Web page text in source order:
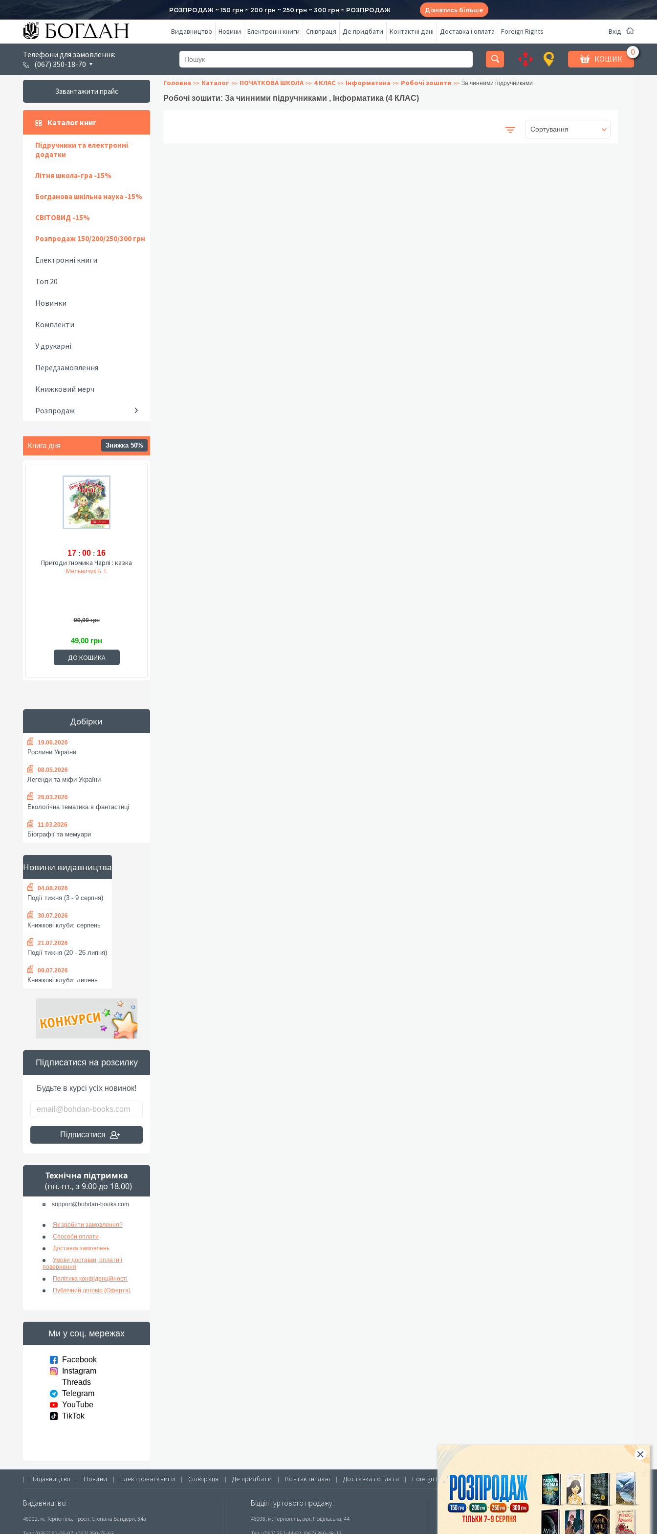
РОЗПРОДАЖ ~ 150 грн ~ 200 грн ~ 250 грн ~ 300 грн ~ РОЗПРОДАЖ Дізнатись більше
Видавництво Новини Електронні книги Співпраця Де придбати Контактні дані Доставка і оплата Foreign Rights Вхід
Телефони для замовлення:
(067) 350-18-70
КОШИК
Завантажити прайс
Каталог книг
Підручники та електронні
додатки
Літня школа-гра -15%
Богданова шкільна наука -15%
СВІТОВИД -15%
Розпродаж 150/200/250/300 грн
Електронні книги
Топ 20
Новинки
Комплекти
У друкарні
Передзамовлення
Книжковий мерч
Розпродаж
Книга дня Знижка 50%
17 : 00 : 15
Пригоди гномика Чарлі : казка
Мельничук Б. І.
99,00 грн
49,00 грн
ДО КОШИКА
Добірки
19.06.2026
Рослини України
08.05.2026
Легенди та міфи України
26.03.2026
Екологічна тематика в фантастиці
11.03.2026
Біографії та мемуари
Новини видавництва
04.08.2026
Події тижня (3 - 9 серпня)
30.07.2026
Книжкові клуби: серпень
21.07.2026
Події тижня (20 - 26 липня)
09.07.2026
Книжкові клуби: липень
Підписатися на розсилку
Будьте в курсі усіх новинок!
Підписатися
Технічна підтримка
(пн.-пт., з 9.00 до 18.00)
support@bohdan-books.com
Як зробити замовлення?
Способи оплати
Доставка замовлень
Умови доставки, оплати і
повернення
Політика конфіденційності
Публічний договір (Оферта)
Ми у соц. мережах
Facebook
Instagram
Threads
Telegram
YouTube
TikTok
Головна Каталог ПОЧАТКОВА ШКОЛА 4 КЛАС Інформатика Робочі зошити За чинними підручниками
Робочі зошити: За чинними підручниками , Інформатика (4 КЛАС)
Сортування
| Видавництво | Новини | Електронні книги | Співпраця | Де придбати | Контактні дані | Доставка і оплата | Foreign Rights |
Видавництво:
46002, м. Тернопіль, просп. Степана Бандери, 34а
Відділ гуртового продажу:
46008, м. Тернопіль, вул. Подільська, 44
Інтернет-магазин «Видавництво Богдан»:
46018, м. Тернопіль, А/С 529